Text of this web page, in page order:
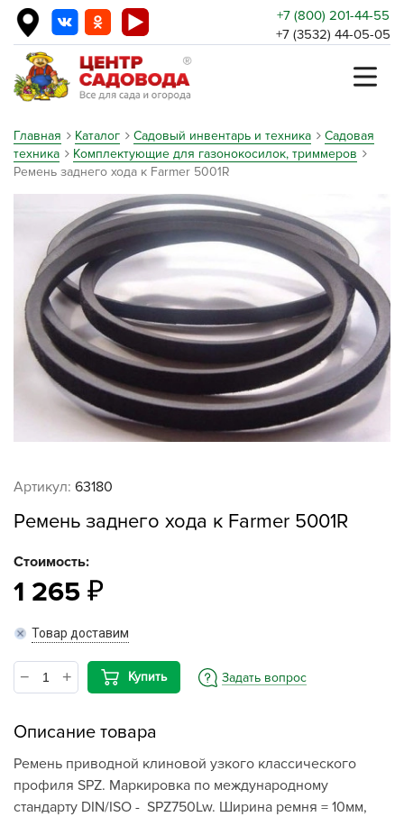
+7 (800) 201-44-55
+7 (3532) 44-05-05
Главная Каталог Садовый инвентарь и техника
Садовая
техника
Комплектующие для газонокосилок, триммеров
Ремень заднего хода к Farmer 5001R
Артикул: 63180
Ремень заднего хода к Farmer 5001R
Стоимость:
1 265
Товар доставим
Купить Задать вопрос
Описание товара
Ремень приводной клиновой узкого классического
профиля SPZ. Маркировка по международному
стандарту DIN/ISO - SPZ750Lw. Ширина ремня = 10мм,